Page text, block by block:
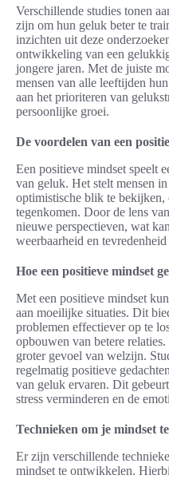
Verschillende studies tonen
zijn om hun geluk beter te
inzichten uit deze
ontwikkeling van een
jongere jaren. Met de juiste
mensen van alle leeftijden
aan het prioriteren van
persoonlijke groei.
De voordelen van een
Een positieve mindset speelt
van geluk. Het stelt mensen
optimistische blik te bekijken,
tegenkomen. Door de lens
nieuwe perspectieven, wat
weerbaarheid en
Hoe een positieve mindset
Met een positieve mindset
aan moeilijke situaties. Dit
problemen effectiever op te
opbouwen van betere
groter gevoel van welzijn.
regelmatig positieve
van geluk ervaren. Dit
stress verminderen en de
Technieken om je mindset
Er zijn verschillende
mindset te ontwikkelen.